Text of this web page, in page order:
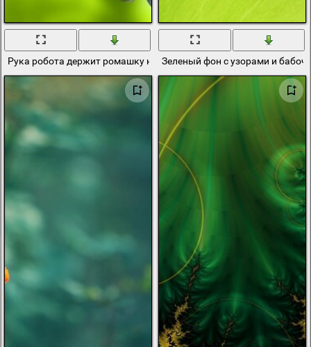
Рука робота держит ромашку на зеленом фонеЗеленый фон с узорами и